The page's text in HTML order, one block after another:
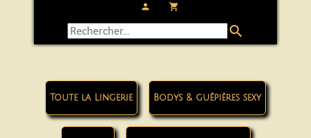
person local_grocery_store
search
Toute la Lingerie Bodys & guêpières sexy